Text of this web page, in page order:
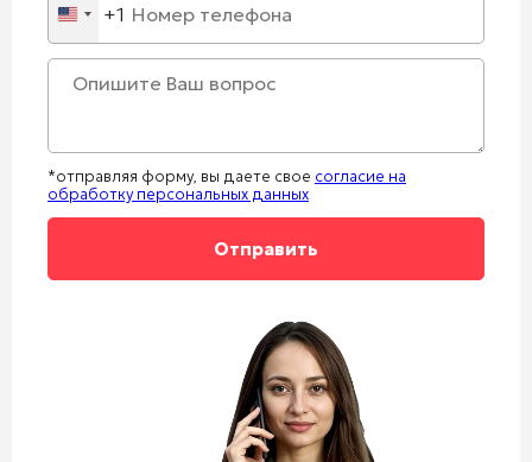
United
States
+1
+1
*отправляя форму, вы даете свое согласие на
обработку персональных данных